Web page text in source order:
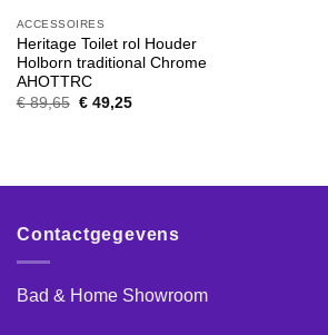
ACCESSOIRES
Heritage Toilet rol Houder
Holborn traditional Chrome
AHOTTRC
€89,65 Oorspronkelijke
€49,25Huidige
Contactgegevens
Bad & Home Showroom